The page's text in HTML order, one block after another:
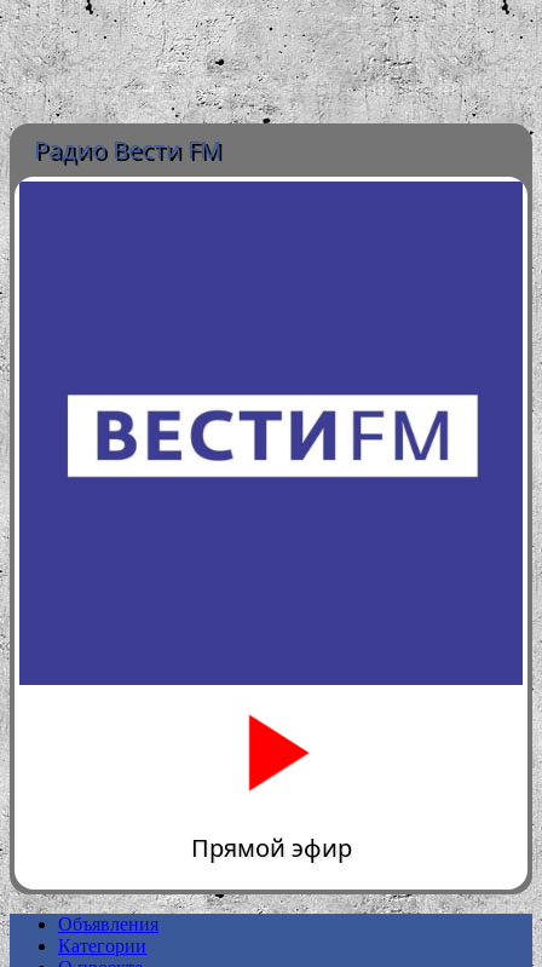
Радио Вести FM
0:00
Прямой эфир
Объявления
Категории